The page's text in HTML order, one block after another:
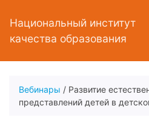
Национальный институт
качества образования
Вебинары / Развитие
представлений детей в